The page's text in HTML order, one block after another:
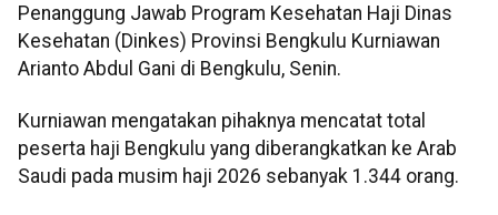
Penanggung Jawab Program Kesehatan Haji Dinas
Kesehatan (Dinkes) Provinsi Bengkulu Kurniawan
Arianto Abdul Gani di Bengkulu, Senin.
Kurniawan mengatakan pihaknya mencatat total
peserta haji Bengkulu yang diberangkatkan ke Arab
Saudi pada musim haji 2026 sebanyak 1.344 orang.